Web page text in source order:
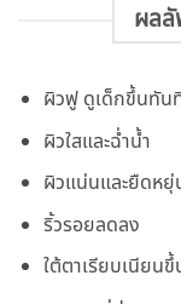
ผล
ผิวฟู ดูเด็กขึ้นทัน
ผิวใสและฉ่ำน้ำ
ผิวแน่นและยืดห
ริ้วรอยลดลง
ใต้ตาเรียบเนียน